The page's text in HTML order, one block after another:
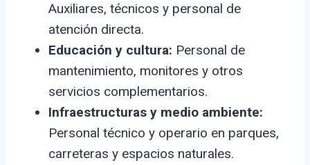
Auxiliares, técnicos y personal de
atención directa.
Educación y cultura: Personal de
mantenimiento, monitores y otros
servicios complementarios.
Infraestructuras y medio ambiente:
Personal técnico y operario en parques,
carreteras y espacios naturales.